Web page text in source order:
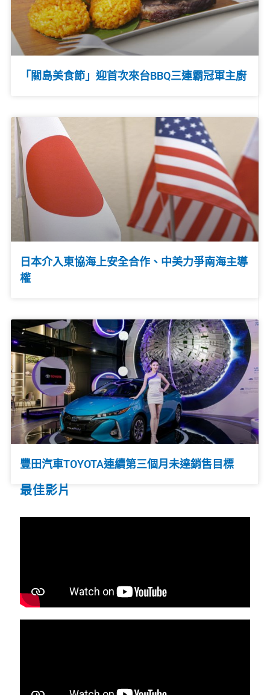
「關島美食節」迎首次來台BBQ三連霸冠軍主廚
日本介入東協海上安全合作、中美力爭南海主導
權
豐田汽車TOYOTA連續第三個月未達銷售目標
最佳影片